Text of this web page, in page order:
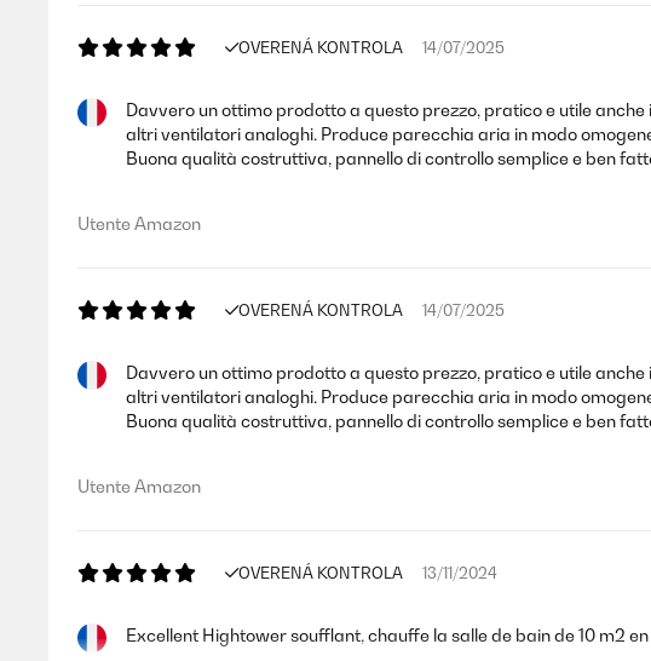
OVERENÁ KONTROLA 14/07/2025
Davvero un ottimo prodotto a questo prezzo, pratico e utile
altri ventilatori analoghi. Produce parecchia aria in modo
Buona qualità costruttiva, pannello di controllo semplice e ben
Utente Amazon
OVERENÁ KONTROLA 14/07/2025
Davvero un ottimo prodotto a questo prezzo, pratico e utile
altri ventilatori analoghi. Produce parecchia aria in modo
Buona qualità costruttiva, pannello di controllo semplice e ben
Utente Amazon
OVERENÁ KONTROLA 13/11/2024
Excellent Hightower soufflant, chauffe la salle de bain de 10 m2